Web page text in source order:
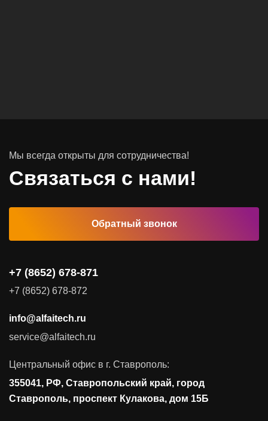
Автоматизированные рабочие места
Видеоконференцсвязь
Поставка продуктов для резервного копирования данных
Соответствие требованиям и стандартам
Антивирусная защита
Управление доступом
Сетевая безопасность
Мы всегда открыты для сотрудничества!
Связаться с нами!
Обратный звонок
+7 (8652) 678-871
+7 (8652) 678-872
info@alfaitech.ru
service@alfaitech.ru
Центральный офис в г. Ставрополь:
355041, РФ, Ставропольский край, город
Ставрополь, проспект Кулакова, дом 15Б